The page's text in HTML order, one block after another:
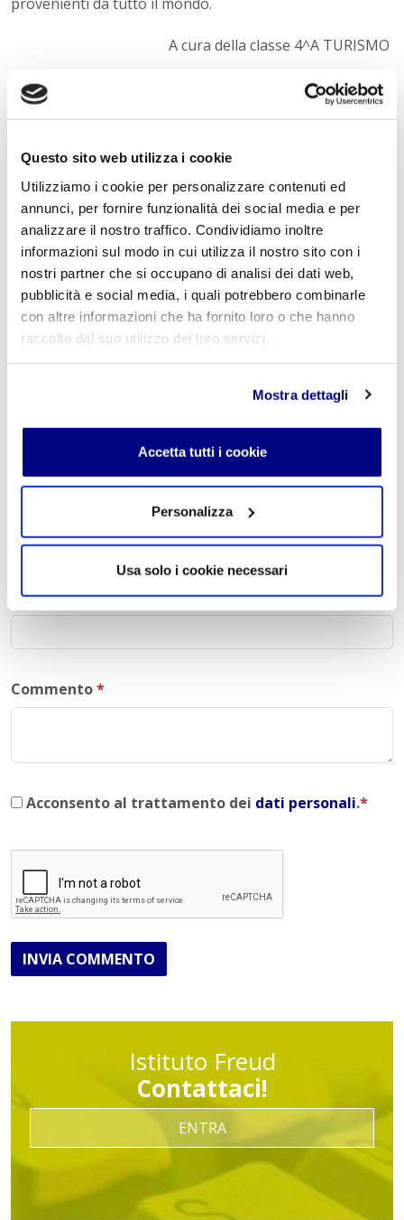
Questo sito web utilizza i cookie
Utilizziamo i cookie per personalizzare contenuti ed
annunci, per fornire funzionalità dei social media e per
analizzare il nostro traffico. Condividiamo inoltre
informazioni sul modo in cui utilizza il nostro sito con i
nostri partner che si occupano di analisi dei dati web,
pubblicità e social media, i quali potrebbero combinarle
con altre informazioni che ha fornito loro o che hanno
raccolto dal suo utilizzo dei loro servizi.
Mostra dettagli
Accetta tutti i cookie
Personalizza
Usa solo i cookie necessari
A cura della classe 4^A TURISMO
« Indietro
paritaria: Istituto Tecnico Informatico, Istituto Tecnico
Turismo, Liceo delle Scienze Umane e Liceo Scientifico
Via Accademia, 26/29 Milano – Viale Fulvio Testi, 7 Milano – Tel.
02.29409829 – www.istitutofreud.it
Scuola Superiore Paritaria Milano -Scuola Privata Informatica
Milano
Scuola Privata Turismo Milano
Liceo delle Scienze Umane
indirizzo Economico Sociale Milano
Liceo Scientifico Milano
Contattaci per maggiori informazioni:info@istitutofreud.it
L'indirizzo email non verrà pubblicato. I campi
obbligatori sono contrassegnati con*
E-mail*
Commento*
Acconsento al trattamento dei dati personali.*
INVIA COMMENTO
Istituto Freud
Contattaci!
ENTRA